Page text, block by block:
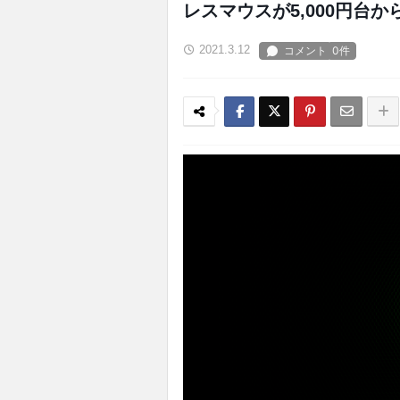
レスマウスが5,000円台か
2021.3.12